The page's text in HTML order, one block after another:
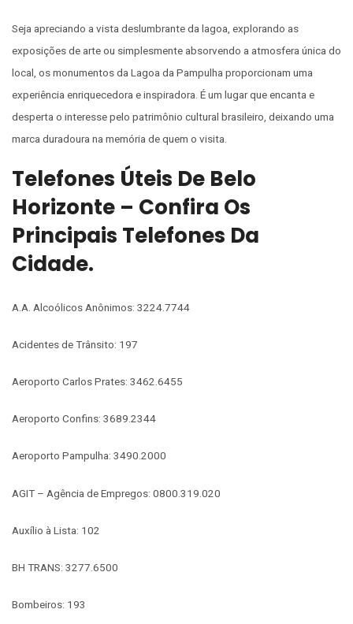
Seja apreciando a vista deslumbrante da lagoa, explorando as
exposições de arte ou simplesmente absorvendo a atmosfera única do
local, os monumentos da Lagoa da Pampulha proporcionam uma
experiência enriquecedora e inspiradora. É um lugar que encanta e
desperta o interesse pelo patrimônio cultural brasileiro, deixando uma
marca duradoura na memória de quem o visita.
Telefones Úteis De Belo
Horizonte – Confira Os
Principais Telefones Da
Cidade.
A.A. Alcoólicos Anônimos: 3224.7744
Acidentes de Trânsito: 197
Aeroporto Carlos Prates: 3462.6455
Aeroporto Confins: 3689.2344
Aeroporto Pampulha: 3490.2000
AGIT – Agência de Empregos: 0800.319.020
Auxílio à Lista: 102
BH TRANS: 3277.6500
Bombeiros: 193